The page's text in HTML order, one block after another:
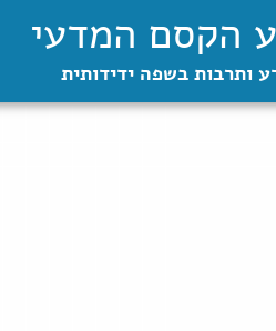
הקסם המדעי
ותרבות בשפה ידידותית